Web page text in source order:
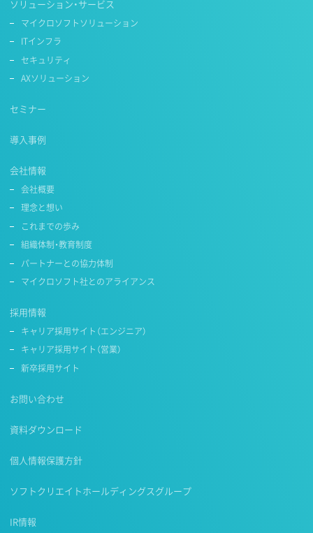
ソリューション・サービス
マイクロソフトソリューション
ITインフラ
セキュリティ
AXソリューション
セミナー
導入事例
会社情報
会社概要
理念と想い
これまでの歩み
組織体制・教育制度
パートナーとの協力体制
マイクロソフト社とのアライアンス
採用情報
キャリア採用サイト（エンジニア）
キャリア採用サイト（営業）
新卒採用サイト
お問い合わせ
資料ダウンロード
個人情報保護方針
ソフトクリエイトホールディングスグループ
IR情報